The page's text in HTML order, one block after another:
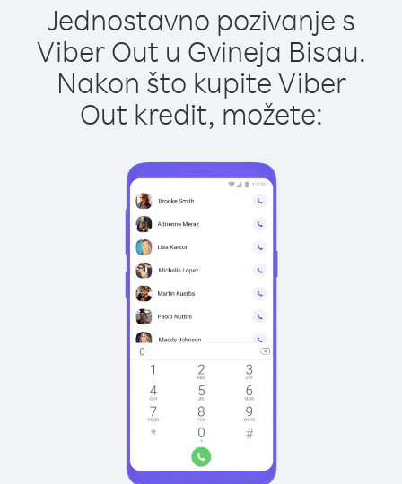
Jednostavno pozivanje s
Viber Out u Gvineja Bisau.
Nakon što kupite Viber
Out kredit, možete: